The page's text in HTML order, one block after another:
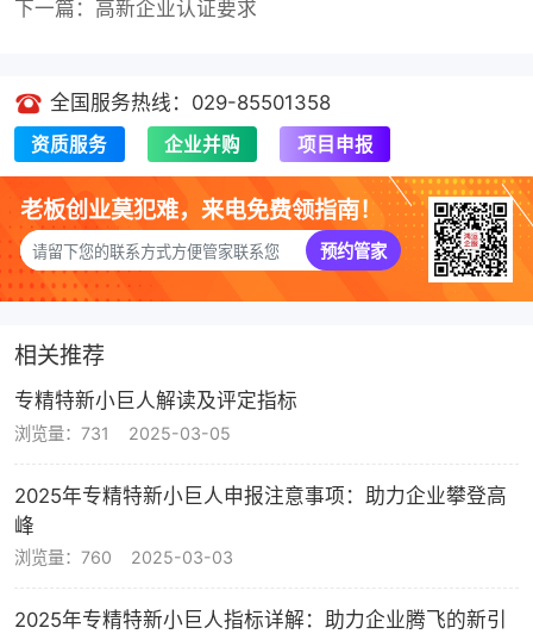
下一篇：高新企业认证要求
全国服务热线：029-85501358
资质服务 企业并购 项目申报
老板创业莫犯难，来电免费领指南！
预约管家
相关推荐
专精特新小巨人解读及评定指标
浏览量：731 2025-03-05
2025年专精特新小巨人申报注意事项：助力企业攀登高
峰
浏览量：760 2025-03-03
2025年专精特新小巨人指标详解：助力企业腾飞的新引